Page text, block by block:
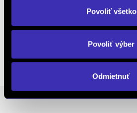
Povoliť všetko
Povoliť výber
Odmietnuť
Výkup vozidiel